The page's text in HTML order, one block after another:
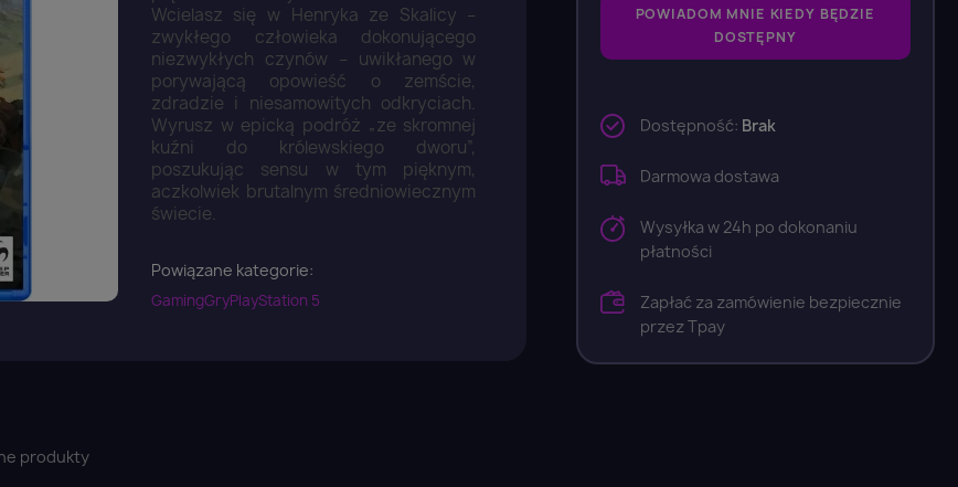
Wcielasz się w Henryka ze Skalicy –
zwykłego człowieka dokonującego
niezwykłych czynów – uwikłanego w
porywającą opowieść o zemście,
zdradzie i niesamowitych odkryciach.
Wyrusz w epicką podróż „ze skromnej
kuźni do królewskiego dworu”,
poszukując sensu w tym pięknym,
aczkolwiek brutalnym średniowiecznym
świecie.
Powiązane kategorie:
GamingGryPlayStation 5
produkty
POWIADOM MNIE KIEDY BĘDZIE
DOSTĘPNY
Dostępność: Brak
Darmowa dostawa
Wysyłka w 24h po dokonaniu
płatności
Zapłać za zamówienie bezpiecznie
przez Tpay